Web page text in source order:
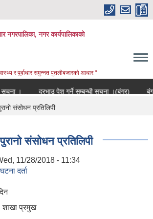
नगरपालिका, नगर कार्यपालिकाको
र पूर्वाधार समुन्नत पुतलीबजारको आधार "
।
दरभाउ पेश गर्ने सम्बन्धी सूचना ।(बंगुर)
संसोधन प्रतिलिपी
संसोधन प्रतिलिपी
11/28/2018 - 11:34
घटना दर्ता
शाखा प्रमुख